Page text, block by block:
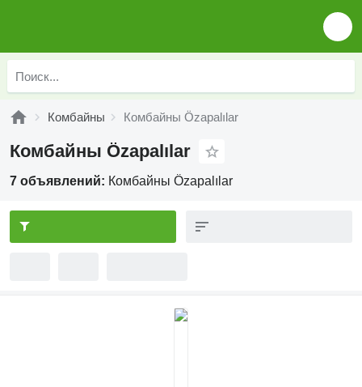
Комбайны Комбайны Özapalılar
Комбайны Özapalılar
7 объявлений: Комбайны Özapalılar